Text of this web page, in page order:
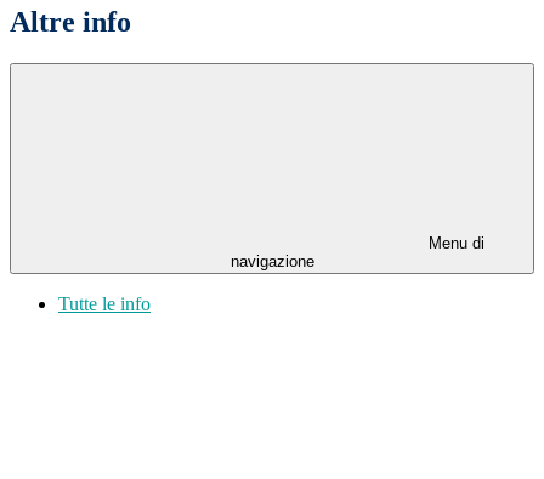
Altre info
Menu di
navigazione
Tutte le info